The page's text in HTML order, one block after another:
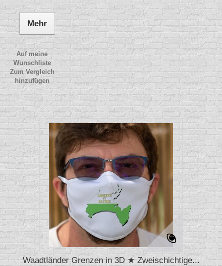
Mehr
Auf meine
Wunschliste
Zum Vergleich
hinzufügen
Waadtländer Grenzen in 3D ★ Zweischichtige...